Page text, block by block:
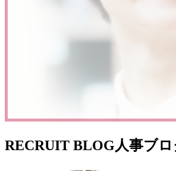
RECRUIT BLOG人事ブ